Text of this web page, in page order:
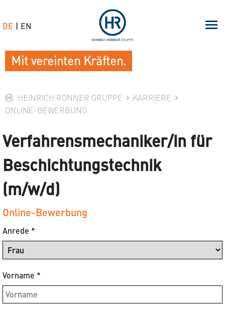
HEINRICH RÖNNER GRUPPE
KARRIERE
ONLINE-BEWERBUNG
Verfahrensmechaniker/in für
Beschichtungstechnik
(m/w/d)
Online-Bewerbung
Anrede *
Vorname *
Mit vereinten Kräften.
DE EN